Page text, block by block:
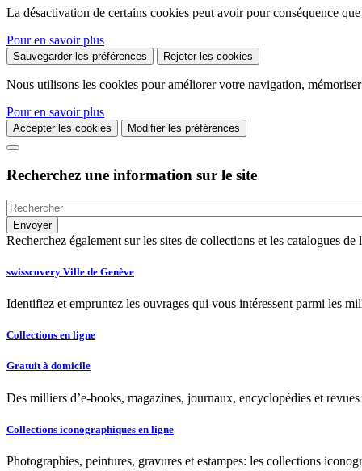
La désactivation de certains cookies peut avoir pour conséquence
Pour en savoir plus
Sauvegarder les préférences Rejeter les cookies
Nous utilisons les cookies pour améliorer votre navigation,
Pour en savoir plus
Accepter les cookies Modifier les préférences
Recherchez une information sur le site
Recherchez également sur les sites de collections et les catalogues
swisscovery Ville de Genève
Identifiez et empruntez les ouvrages qui vous intéressent parmi les
Collections en ligne
Gratuit à domicile
Des milliers d’e-books, magazines, journaux, encyclopédies et
Collections iconographiques en ligne
Photographies, peintures, gravures et estampes: les collections